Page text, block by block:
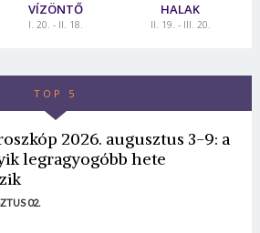
VÍZÖNTŐ
I. 20. - II. 18.
HALAK
II. 19. - III. 20.
TOP 5
2026. augusztus 3-9: a
legragyogóbb hete
02.